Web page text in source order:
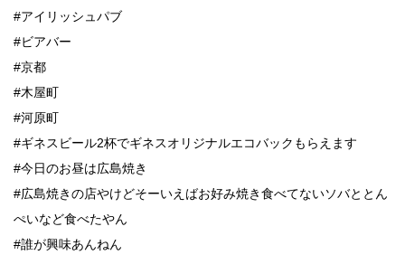
#アイリッシュパブ
#ビアバー
#京都
#木屋町
#河原町
#ギネスビール2杯でギネスオリジナルエコバックもらえます
#今日のお昼は広島焼き
#広島焼きの店やけどそーいえばお好み焼き食べてないソバととん
ぺいなど食べたやん
#誰が興味あんねん